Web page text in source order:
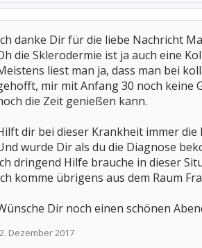
danke Dir für die liebe Nachricht
die Sklerodermie ist ja auch eine
liest man ja, dass man bei
mir mit Anfang 30 noch keine
die Zeit genießen kann.
dir bei dieser Krankheit immer die
wurde Dir als du die Diagnose
dringend Hilfe brauche in dieser
komme übrigens aus dem Raum
Dir noch einen schönen
Dezember 2017